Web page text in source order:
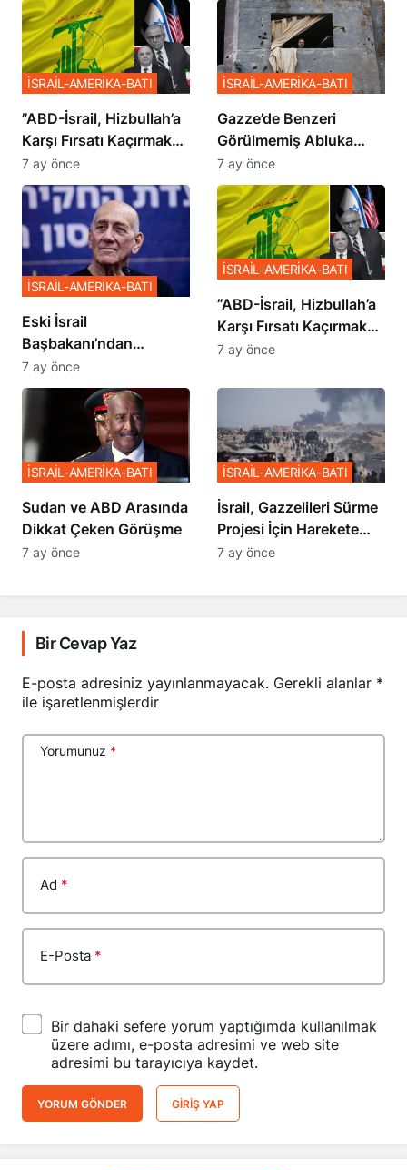
​​​​​​​”ABD-İsrail, Hizbullah’a
Karşı Fırsatı Kaçırmak
İstemiyor”
İSRAİL-AMERİKA-BATI
7 ay önce
​​​​​​​Gazze’de Benzeri
Görülmemiş Abluka
Planı
İSRAİL-AMERİKA-BATI
7 ay önce
Eski İsrail
Başbakanı’ndan
Netanyahu’ya Ağır
Sözler
İSRAİL-AMERİKA-BATI
7 ay önce
​​​​​​​”ABD-İsrail, Hizbullah’a
Karşı Fırsatı Kaçırmak
İstemiyor”
İSRAİL-AMERİKA-BATI
7 ay önce
Sudan ve ABD Arasında
Dikkat Çeken Görüşme
İSRAİL-AMERİKA-BATI
7 ay önce
İsrail, Gazzelileri Sürme
Projesi İçin Harekete
Geçti
İSRAİL-AMERİKA-BATI
7 ay önce
Bir Cevap Yaz
E-posta adresiniz yayınlanmayacak. Gerekli alanlar *
ile işaretlenmişlerdir
Yorumunuz *
Ad *
E-Posta *
Bir dahaki sefere yorum yaptığımda kullanılmak
üzere adımı, e-posta adresimi ve web site
adresimi bu tarayıcıya kaydet.
YORUM GÖNDER GIRIŞ YAP